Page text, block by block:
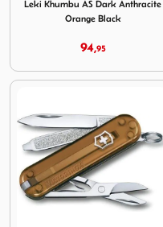
Leki Khumbu AS Dark Anthracite
Orange Black
94,95